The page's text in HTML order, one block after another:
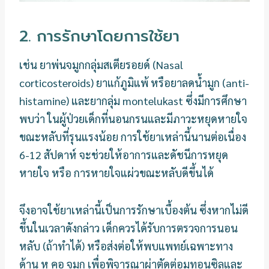
2. การรักษาโดยการใช้ยา
เช่น ยาพ่นจมูกกลุ่มสเตียรอยด์ (Nasal
corticosteroids) ยาแก้ภูมิแพ้ หรือยาลดน้ำมูก (anti-
histamine) และยากลุ่ม montelukast ซึ่งมีการศึกษา
พบว่า ในผู้ป่วยเด็กที่นอนกรนและมีภาวะหยุดหายใจ
ขณะหลับที่รุนแรงน้อย การใช้ยาเหล่านี้นานต่อเนื่อง
6-12 สัปดาห์ จะช่วยให้อาการและดัชนีการหยุด
หายใจ หรือ การหายใจแผ่วขณะหลับดีขึ้นได้
จึงอาจใช้ยาเหล่านี้เป็นการรักษาเบื้องต้น ซึ่งหากไม่ดี
ขึ้นในเวลาดังกล่าว เด็กควรได้รับการตรวจการนอน
หลับ (ถ้าทำได้) หรือส่งต่อให้พบแพทย์เฉพาะทาง
ด้าน หู คอ จมูก เพื่อพิจารณาผ่าตัดต่อมทอนซิลและ